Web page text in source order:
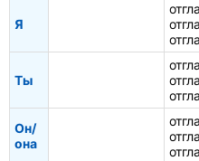
Я
Ты
Он/
она